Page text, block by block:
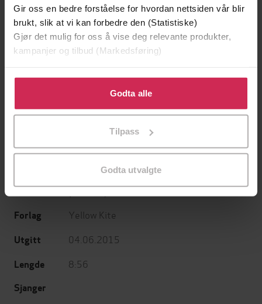
Gir oss en bedre forståelse for hvordan nettsiden vår blir
brukt, slik at vi kan forbedre den (Statistiske)
Gjør det mulig for oss å vise deg relevante produkter,
kampanjer og tilbud (Markedsføring)
Klikk på «Godta alle» for å gi oss ditt samtykke til å
bruke cookies for alle disse formålene. Du kan også
tilpasse ditt samtykke til spesifikke formål ved å klikke
Godta alle
Tilpass
Godta utvalgte
199,-
Minnesota
EBOK
349,-
EBOK
How I shaped up my mind, improved my
mental strength and found calm
Emma Young(forfatter),
(innleser)
Forlag Yellow Kite
Utgitt 04.06.2015
Lengde 8:56
Sjanger